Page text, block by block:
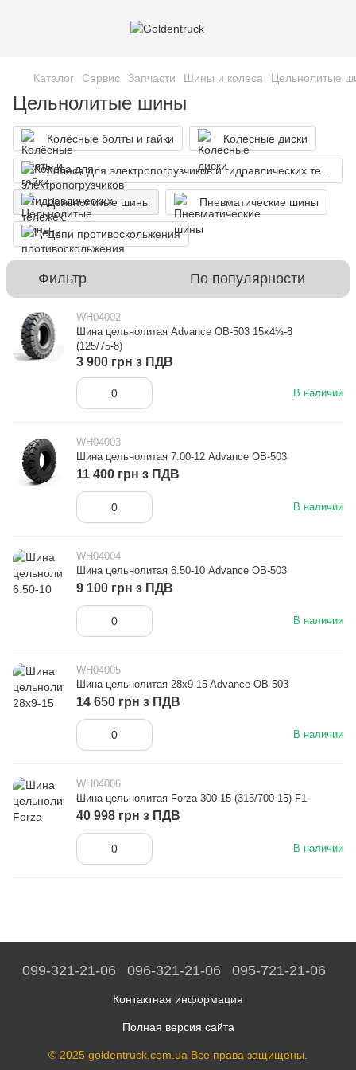
Каталог Сервис Запчасти Шины и колеса Цельнолитые
Цельнолитые шины
Колёсные болты и гайки Колесные диски
Цельнолитые шины Пневматические шины
Цепи противоскольжения
Фильтр По популярности
WH04002
Шина цельнолитая Advance OB-503 15x4½-8
(125/75-8)
В наличии
3 900 грн з ПДВ
WH04003
Шина цельнолитая 7.00-12 Advance OB-503
В наличии
11 400 грн з ПДВ
WH04004
Шина цельнолитая 6.50-10 Advance OB-503
В наличии
9 100 грн з ПДВ
WH04005
Шина цельнолитая 28x9-15 Advance OB-503
В наличии
14 650 грн з ПДВ
WH04006
Шина цельнолитая Forza 300-15 (315/700-15) F1
В наличии
40 998 грн з ПДВ
099-321-21-06 096-321-21-06 095-721-21-06
Контактная информация
Полная версия сайта
© 2025 goldentruck.com.ua Все права защищены.